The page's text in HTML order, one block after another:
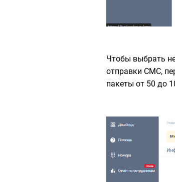
Чтобы выбрать
отправки СМС,
пакеты от 50 до